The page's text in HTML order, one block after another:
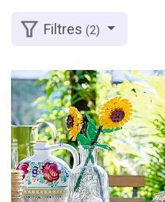
Filtres(2)